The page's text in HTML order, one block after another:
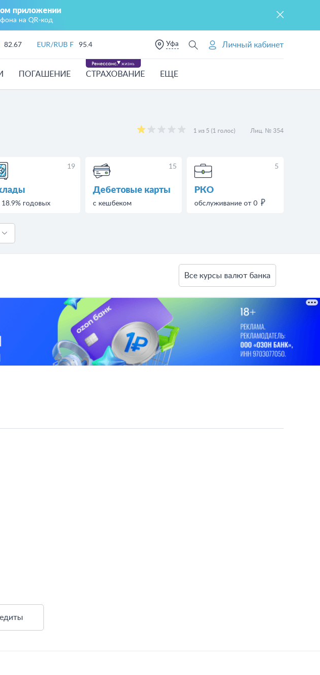
приложении
на QR‑код
82.67 EUR/RUB F 95.4 Уфа Личный кабинет
ПОГАШЕНИЕ СТРАХОВАНИЕ ЕЩЕ
1 из 5 (1 голос) Лиц. № 354
19
годовых
15
Дебетовые карты
с кешбеком
5
РКО
обслуживание от 0
Все курсы валют банка